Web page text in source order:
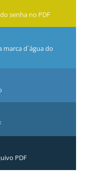
senha no PDF
marca d`água do
PDF